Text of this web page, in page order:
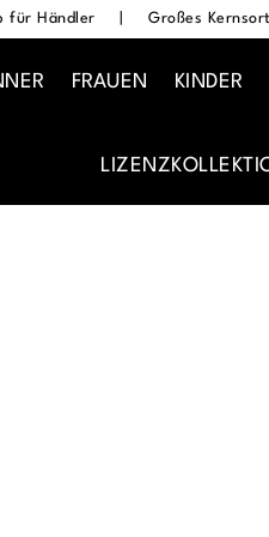
für Händler Großes
FRAUEN KINDER